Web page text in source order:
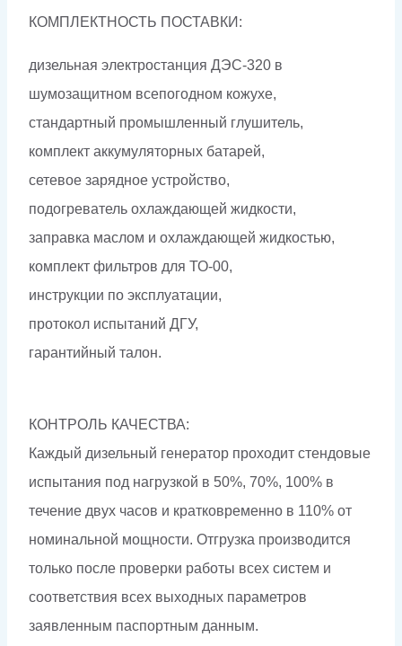
КОМПЛЕКТНОСТЬ ПОСТАВКИ:
дизельная электростанция ДЭС-320 в
шумозащитном всепогодном кожухе,
стандартный промышленный глушитель,
комплект аккумуляторных батарей,
сетевое зарядное устройство,
подогреватель охлаждающей жидкости,
заправка маслом и охлаждающей жидкостью,
комплект фильтров для ТО-00,
инструкции по эксплуатации,
протокол испытаний ДГУ,
гарантийный талон.
КОНТРОЛЬ КАЧЕСТВА:
Каждый дизельный генератор проходит стендовые
испытания под нагрузкой в 50%, 70%, 100% в
течение двух часов и кратковременно в 110% от
номинальной мощности. Отгрузка производится
только после проверки работы всех систем и
соответствия всех выходных параметров
заявленным паспортным данным.